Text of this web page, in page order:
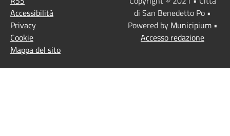
Accessibilità
Privacy
Cookie
Mappa del sito
di San Benedetto Po •
Powered by Municipium•
Accesso redazione